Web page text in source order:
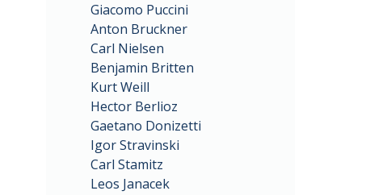
Giacomo Puccini
Anton Bruckner
Carl Nielsen
Benjamin Britten
Kurt Weill
Hector Berlioz
Gaetano Donizetti
Igor Stravinski
Carl Stamitz
Leos Janacek